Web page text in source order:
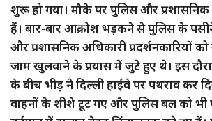
शुरू हो गया। मौके पर पुलिस और
हैं। बार-बार आक्रोश भड़कने से पुलिस के
और प्रशासनिक अधिकारी प्रदर्शनकारियों
जाम खुलवाने के प्रयास में जुटे हुए थे। इस
के बीच भीड़ ने दिल्ली हाईवे पर पथराव कर
वाहनों के शीशे टूट गए और पुलिस बल को भी